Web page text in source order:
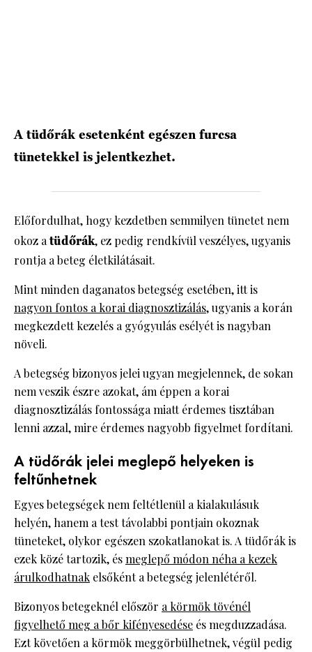
A tüdőrák esetenként egészen furcsa
tünetekkel is jelentkezhet.
Előfordulhat, hogy kezdetben semmilyen tünetet nem
okoz atüdőrák, ez pedig rendkívül veszélyes, ugyanis
rontja a beteg életkilátásait.
Mint minden daganatos betegség esetében, itt is
nagyon fontos a korai diagnosztizálás, ugyanis a korán
megkezdett kezelés a gyógyulás esélyét is nagyban
növeli.
A betegség bizonyos jelei ugyan megjelennek, de sokan
nem veszik észre azokat, ám éppen a korai
diagnosztizálás fontossága miatt érdemes tisztában
lenni azzal, mire érdemes nagyobb figyelmet fordítani.
A tüdőrák jelei meglepő helyeken is
feltűnhetnek
Egyes betegségek nem feltétlenül a kialakulásuk
helyén, hanem a test távolabbi pontjain okoznak
tüneteket, olykor egészen szokatlanokat is. A tüdőrák is
ezek közé tartozik, ésmeglepő módon néha a kezek
árulkodhatnak elsőként a betegség jelenlétéről.
Bizonyos betegeknél először a körmök tövénél
figyelhető meg a bőr kifényesedése és megduzzadása.
Ezt követően a körmök meggörbülhetnek, végül pedig